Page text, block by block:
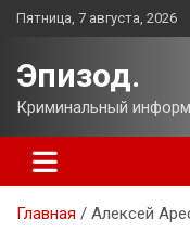
Перейти
Пятница, 7 августа, 2026
Эпизод.
Криминальный
Главная Алексей